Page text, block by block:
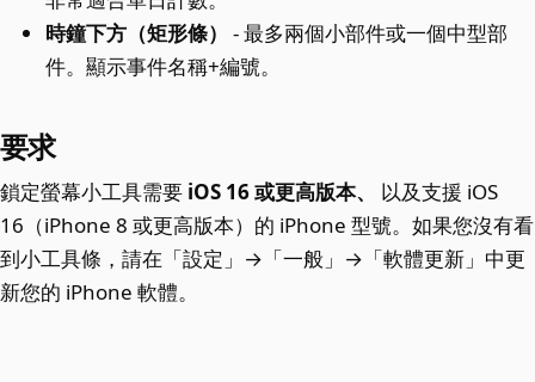
時鐘下方（矩形條）
- 最多兩個小部件或一個中型部
件。顯示事件名稱+編號。
要求
鎖定螢幕小工具需要 iOS 16 或更高版本、
以及支援 iOS
16（iPhone 8 或更高版本）的 iPhone 型號。如果您沒有看
到小工具條，請在「設定」→「一般」→「軟體更新」中更
新您的 iPhone 軟體。